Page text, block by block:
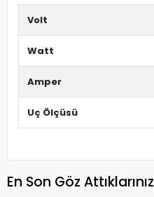
Volt
Watt
Amper
Uç Ölçüsü
En Son Göz Attıklarınız